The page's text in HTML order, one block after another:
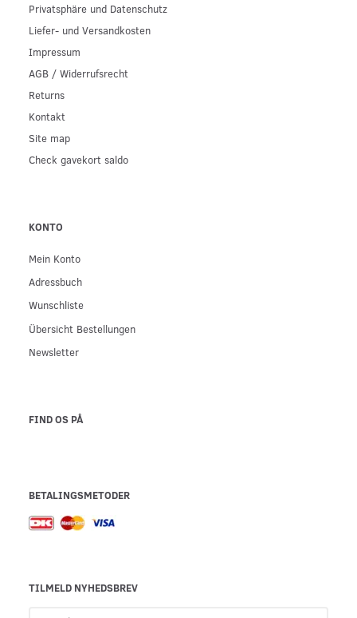
Privatsphäre und Datenschutz
Liefer- und Versandkosten
Impressum
AGB / Widerrufsrecht
Returns
Kontakt
Site map
Check gavekort saldo
KONTO
Mein Konto
Adressbuch
Wunschliste
Übersicht Bestellungen
Newsletter
FIND OS PÅ
BETALINGSMETODER
TILMELD NYHEDSBREV